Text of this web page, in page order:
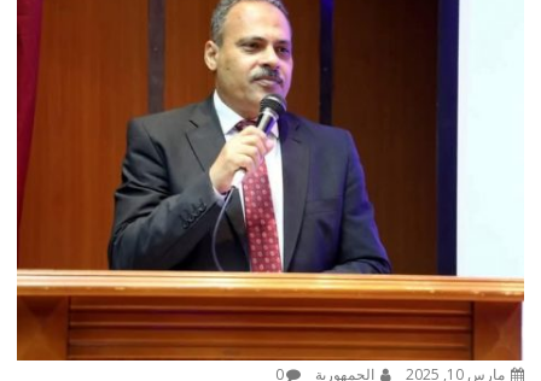
مارس 10, 2025 الجمهورية 0